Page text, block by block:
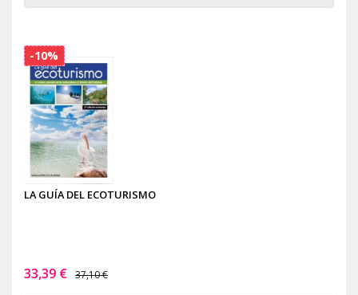
LA GUÍA DEL ECOTURISMO
33,39 € 37,10 €
-10%